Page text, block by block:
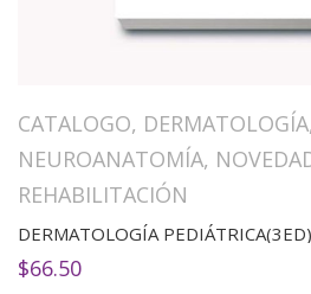
CATALOGO, DERMATOLOGÍA,
NEUROANATOMÍA,
REHABILITACIÓN
DERMATOLOGÍA PEDIÁTRICA(3ED)
$66.50